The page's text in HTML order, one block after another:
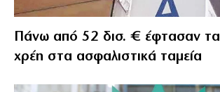
Πάνω από 52 δισ. € έφτασαν τα
χρέη στα ασφαλιστικά ταμεία